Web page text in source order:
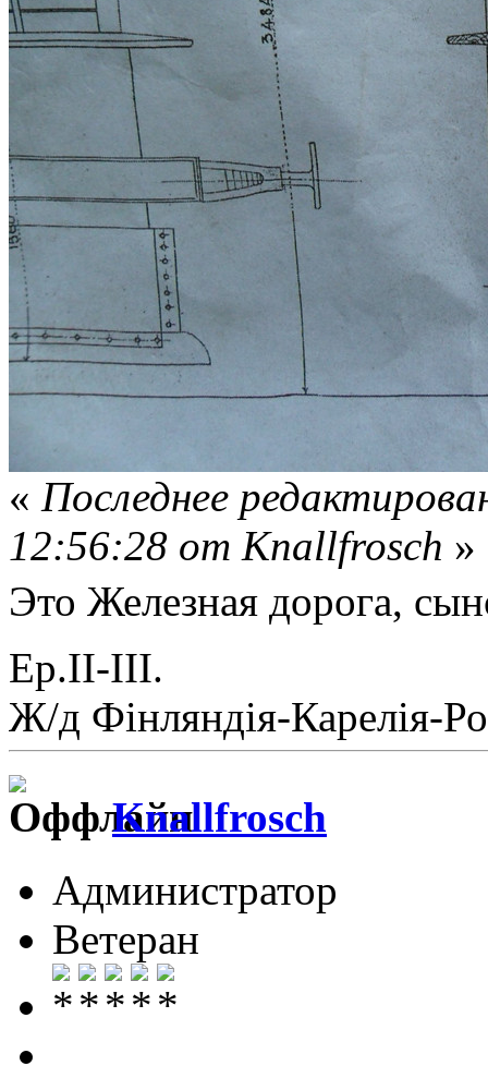
« Последнее
12:56:28 от Knallfrosch »
Это Железная дорога,
Ер.II-III.
Ж/д Фiнляндiя-Карелiя-
Knallfrosch
Администратор
Ветеран